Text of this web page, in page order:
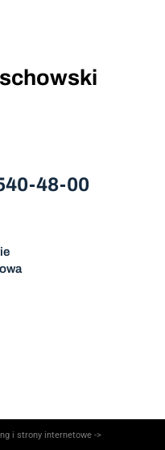
48-00
i strony internetowe ->